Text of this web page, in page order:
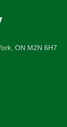
ON M2N 6H7